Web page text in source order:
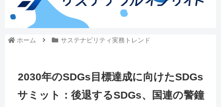
ホーム サステナビリティ実務トレンド
2030年のSDGs目標達成に向けたSDGs
サミット：後退するSDGs、国連の警鐘